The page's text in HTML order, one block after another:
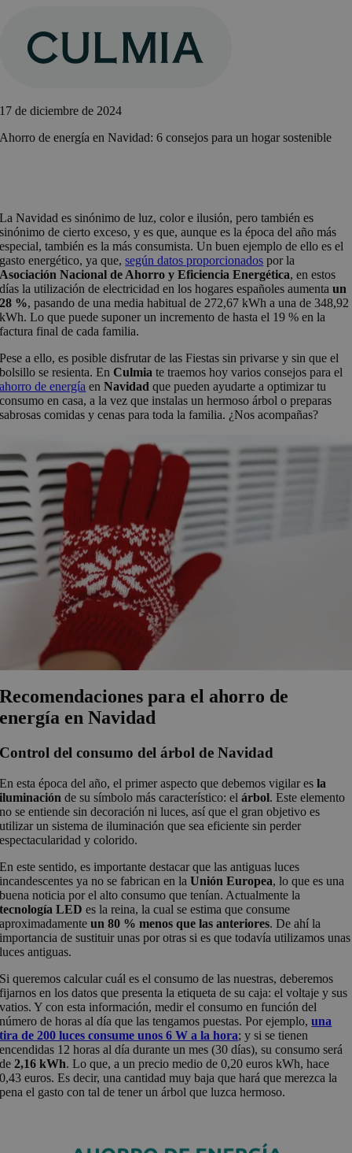
contenido
17 de diciembre de 2024
Ahorro de energía en Navidad: 6 consejos para un hogar sostenible
La Navidad es sinónimo de luz, color e ilusión, pero también es
sinónimo de cierto exceso, y es que, aunque es la época del año más
especial, también es la más consumista. Un buen ejemplo de ello es el
gasto energético, ya que,según datos proporcionados por la
Asociación Nacional de Ahorro y Eficiencia Energética, en estos
días la utilización de electricidad en los hogares españoles aumenta un
28 %, pasando de una media habitual de 272,67 kWh a una de 348,92
kWh. Lo que puede suponer un incremento de hasta el 19 % en la
factura final de cada familia.
Pese a ello, es posible disfrutar de las Fiestas sin privarse y sin que el
bolsillo se resienta. EnCulmia te traemos hoy varios consejos para el
ahorro de energía enNavidadque pueden ayudarte a optimizar tu
consumo en casa, a la vez que instalas un hermoso árbol o preparas
sabrosas comidas y cenas para toda la familia. ¿Nos acompañas?
Recomendaciones para el ahorro de
energía en Navidad
Control del consumo del árbol de Navidad
En esta época del año, el primer aspecto que debemos vigilar esla
iluminación de su símbolo más característico: elárbol. Este elemento
no se entiende sin decoración ni luces, así que el gran objetivo es
utilizar un sistema de iluminación que sea eficiente sin perder
espectacularidad y colorido.
En este sentido, es importante destacar que las antiguas luces
incandescentes ya no se fabrican en laUnión Europea, lo que es una
buena noticia por el alto consumo que tenían. Actualmente la
tecnología LED es la reina, la cual se estima que consume
aproximadamenteun 80 % menos que las anteriores. De ahí la
importancia de sustituir unas por otras si es que todavía utilizamos unas
luces antiguas.
Si queremos calcular cuál es el consumo de las nuestras, deberemos
fijarnos en los datos que presenta la etiqueta de su caja: el voltaje y sus
vatios. Y con esta información, medir el consumo en función del
número de horas al día que las tengamos puestas. Por ejemplo,una
tira de 200 luces consume unos 6 W a la hora; y si se tienen
encendidas 12 horas al día durante un mes (30 días), su consumo será
de2,16 kWh. Lo que, a un precio medio de 0,20 euros kWh, hace
0,43 euros. Es decir, una cantidad muy baja que hará que merezca la
pena el gasto con tal de tener un árbol que luzca hermoso.